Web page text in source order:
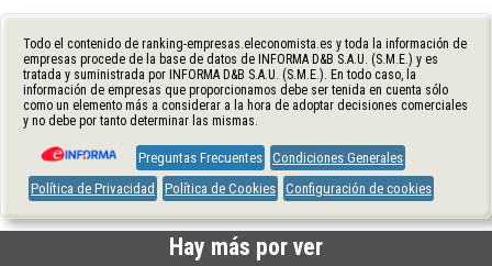
Todo el contenido de ranking-empresas.eleconomista.es y toda la información de
empresas procede de la base de datos de INFORMA D&B S.A.U. (S.M.E.) y es
tratada y suministrada por INFORMA D&B S.A.U. (S.M.E.). En todo caso, la
información de empresas que proporcionamos debe ser tenida en cuenta sólo
como un elemento más a considerar a la hora de adoptar decisiones comerciales
y no debe por tanto determinar las mismas.
Preguntas Frecuentes Condiciones Generales
Política de Privacidad
Política de Cookies Configuración de cookies
Hay más por ver